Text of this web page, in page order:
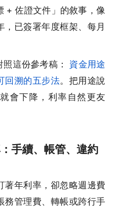
+ 佐證文件」的敘事，像
，已簽署年度框架、每月
這份參考稿：
資金用途
回溯的五步法。把用途說
會下降，利率自然更友
手續、帳管、違約
著年利率，卻忽略週邊費
務管理費、轉帳或跨行手